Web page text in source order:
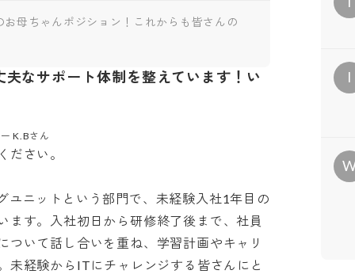
母ちゃんポジション！これからも皆さんの
なサポート体制を整えています！い
K.Bさん
ださい。
ユニットという部門で、未経験入社1年目の
ます。入社初日から研修終了後まで、社員
ついて話し合いを重ね、学習計画やキャリ
未経験からITにチャレンジする皆さんにと
I